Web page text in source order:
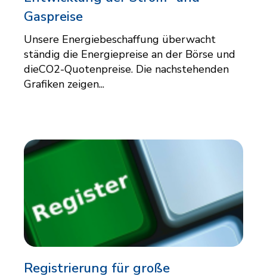
Gaspreise
Unsere Energiebeschaffung überwacht
ständig die Energiepreise an der Börse und
dieCO2-Quotenpreise. Die nachstehenden
Grafiken zeigen...
Registrierung für große